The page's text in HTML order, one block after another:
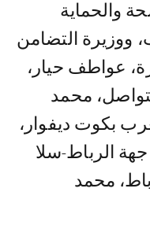
ووزيرة التضامن
عواطف حيار،
محمد
بكوت ديفوار،
جهة الرباط-سلا
محمد